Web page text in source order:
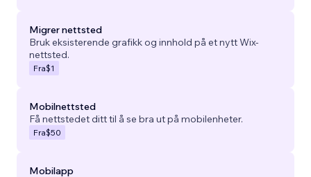
Migrer nettsted
Bruk eksisterende grafikk og innhold på et nytt Wix-
nettsted.
Fra$1
Mobilnettsted
Få nettstedet ditt til å se bra ut på mobilenheter.
Fra$50
Mobilapp